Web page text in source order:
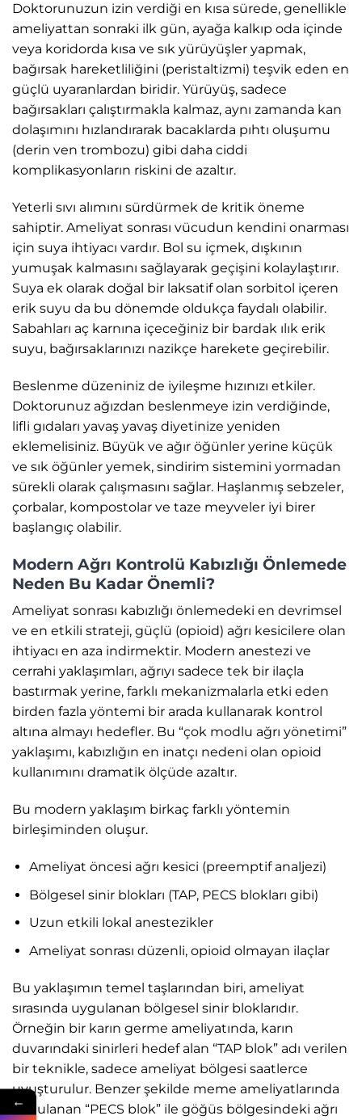
Doktorunuzun izin verdiği en kısa sürede, genellikle
ameliyattan sonraki ilk gün, ayağa kalkıp oda içinde
veya koridorda kısa ve sık yürüyüşler yapmak,
bağırsak hareketliliğini (peristaltizmi) teşvik eden en
güçlü uyaranlardan biridir. Yürüyüş, sadece
bağırsakları çalıştırmakla kalmaz, aynı zamanda kan
dolaşımını hızlandırarak bacaklarda pıhtı oluşumu
(derin ven trombozu) gibi daha ciddi
komplikasyonların riskini de azaltır.
Yeterli sıvı alımını sürdürmek de kritik öneme
sahiptir. Ameliyat sonrası vücudun kendini onarması
için suya ihtiyacı vardır. Bol su içmek, dışkının
yumuşak kalmasını sağlayarak geçişini kolaylaştırır.
Suya ek olarak doğal bir laksatif olan sorbitol içeren
erik suyu da bu dönemde oldukça faydalı olabilir.
Sabahları aç karnına içeceğiniz bir bardak ılık erik
suyu, bağırsaklarınızı nazikçe harekete geçirebilir.
Beslenme düzeniniz de iyileşme hızınızı etkiler.
Doktorunuz ağızdan beslenmeye izin verdiğinde,
lifli gıdaları yavaş yavaş diyetinize yeniden
eklemelisiniz. Büyük ve ağır öğünler yerine küçük
ve sık öğünler yemek, sindirim sistemini yormadan
sürekli olarak çalışmasını sağlar. Haşlanmış sebzeler,
çorbalar, kompostolar ve taze meyveler iyi birer
başlangıç olabilir.
Modern Ağrı Kontrolü Kabızlığı Önlemede
Neden Bu Kadar Önemli?
Ameliyat sonrası kabızlığı önlemedeki en devrimsel
ve en etkili strateji, güçlü (opioid) ağrı kesicilere olan
ihtiyacı en aza indirmektir. Modern anestezi ve
cerrahi yaklaşımları, ağrıyı sadece tek bir ilaçla
bastırmak yerine, farklı mekanizmalarla etki eden
birden fazla yöntemi bir arada kullanarak kontrol
altına almayı hedefler. Bu “çok modlu ağrı yönetimi”
yaklaşımı, kabızlığın en inatçı nedeni olan opioid
kullanımını dramatik ölçüde azaltır.
Bu modern yaklaşım birkaç farklı yöntemin
birleşiminden oluşur.
Ameliyat öncesi ağrı kesici (preemptif analjezi)
Bölgesel sinir blokları (TAP, PECS blokları gibi)
Uzun etkili lokal anestezikler
Ameliyat sonrası düzenli, opioid olmayan ilaçlar
Bu yaklaşımın temel taşlarından biri, ameliyat
sırasında uygulanan bölgesel sinir bloklarıdır.
Örneğin bir karın germe ameliyatında, karın
duvarındaki sinirleri hedef alan “TAP blok” adı verilen
bir teknikle, sadece ameliyat bölgesi saatlerce
uyuşturulur. Benzer şekilde meme ameliyatlarında
uygulanan “PECS blok” ile göğüs bölgesindeki ağrı
←